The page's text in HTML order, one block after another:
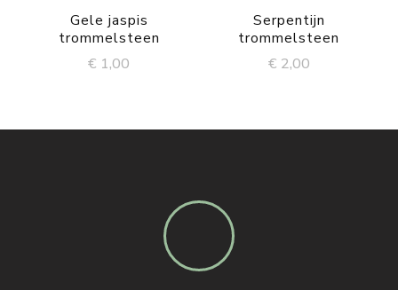
Gele jaspis
trommelsteen
€ 1,00
Serpentijn
trommelsteen
€ 2,00